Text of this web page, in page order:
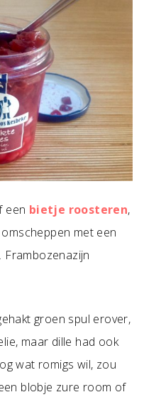
een bietje roosteren,
met een
Frambozenazijn
groen spul erover,
maar dille had ook
wat romigs wil, zou
blobje zure room of